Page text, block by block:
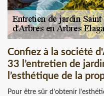
Confiez à la société
33 l’entretien de
l’esthétique de la
Pour être sûr d’obtenir